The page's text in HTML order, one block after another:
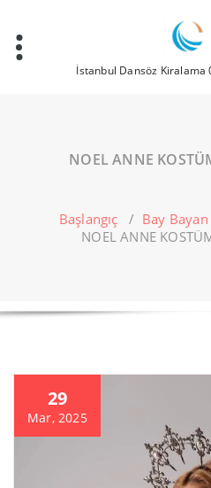
İstanbul Dansöz Kiralama
NOEL ANNE
Başlangıç / Bay
NOEL ANNE
29
Mar, 2025